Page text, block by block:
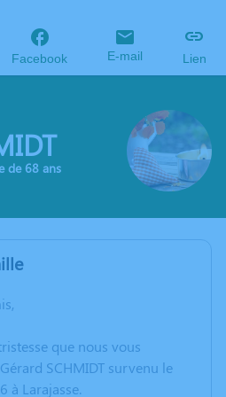
Facebook E-mail Lien
de 68 ans
que nous vous
SCHMIDT survenu le
à Larajasse.